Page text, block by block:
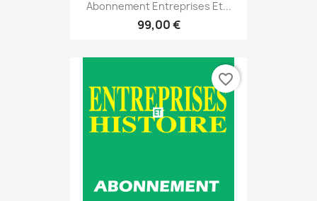
Abonnement Entreprises Et...
99,00 €
favorite_border